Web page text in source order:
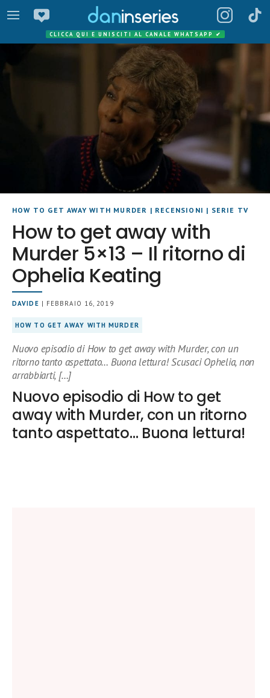
CLICCA QUI E UNISCITI AL CANALE WHATSAPP ✔
HOW TO GET AWAY WITH MURDER | RECENSIONI | SERIE TV
How to get away with
Murder 5×13 – Il ritorno di
Ophelia Keating
DAVIDE | FEBBRAIO 16, 2019
HOW TO GET AWAY WITH MURDER
Nuovo episodio di How to get away with Murder, con un
ritorno tanto aspettato… Buona lettura! Scusaci Ophelia, non
arrabbiarti, […]
Nuovo episodio di How to get
away with Murder, con un ritorno
tanto aspettato… Buona lettura!